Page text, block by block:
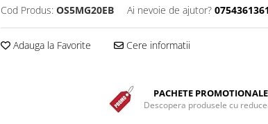
Cod Produs: OS5MG20EB Ai nevoie de ajutor? 0754361361
Adauga la Favorite Cere informatii
PACHETE PROMOTIONALE
Descopera produsele cu